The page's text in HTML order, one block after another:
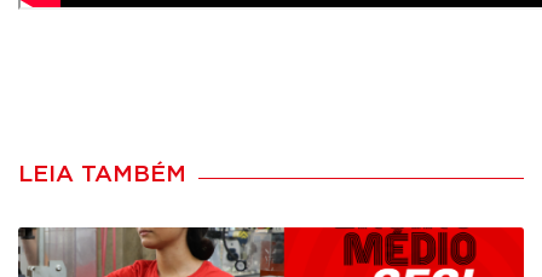
LEIA TAMBÉM